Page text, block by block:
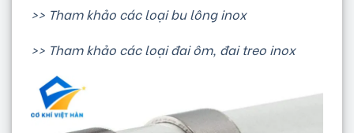
>> Tham khảo các loại bu lông inox
>> Tham khảo các loại đai ôm, đai treo inox